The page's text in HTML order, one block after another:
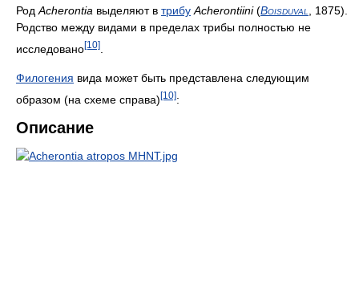
Род Acherontia выделяют в трибу Acherontiini (Boisduval , 1875)
Родство между видами в пределах трибы полностью не
исследовано[10]
Филогения вида может быть представлена следующим
образом (на схеме справа)[10]:
Описание